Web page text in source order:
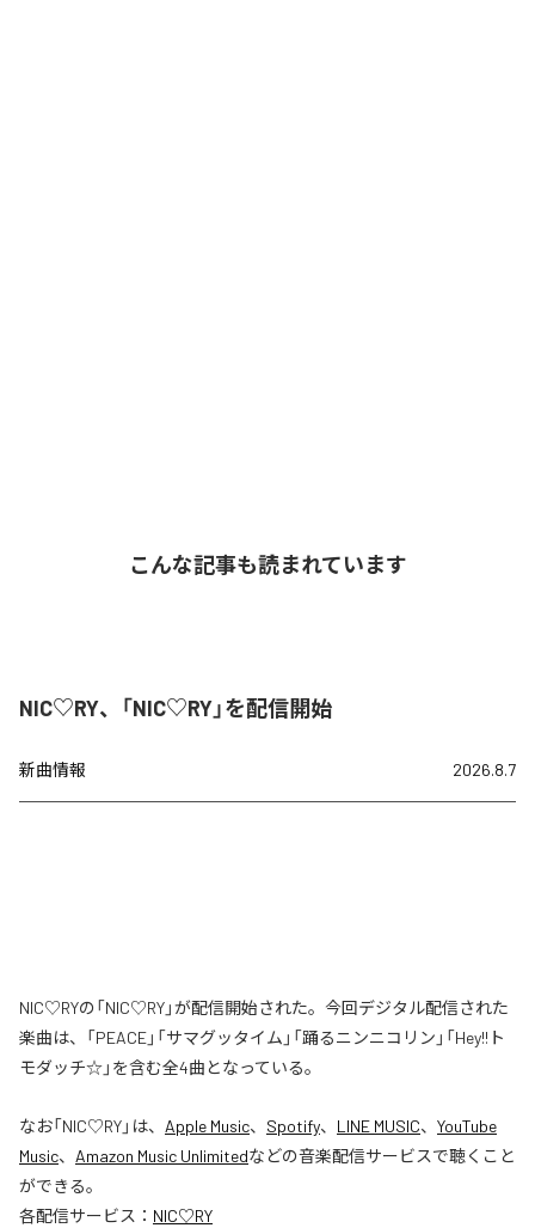
こんな記事も読まれています
NIC♡RY、「NIC♡RY」を配信開始
新曲情報 2026.8.7
NIC♡RYの「NIC♡RY」が配信開始された。今回デジタル配信された
楽曲は、「PEACE」「サマグッタイム」「踊るニンニコリン」「Hey!!ト
モダッチ☆」を含む全4曲となっている。
なお「NIC♡RY」は、 Apple Music、 Spotify、 LINE MUSIC、 YouTube
Music、 Amazon Music Unlimitedなどの音楽配信サービスで聴くこと
ができる。
各配信サービス： NIC♡RY